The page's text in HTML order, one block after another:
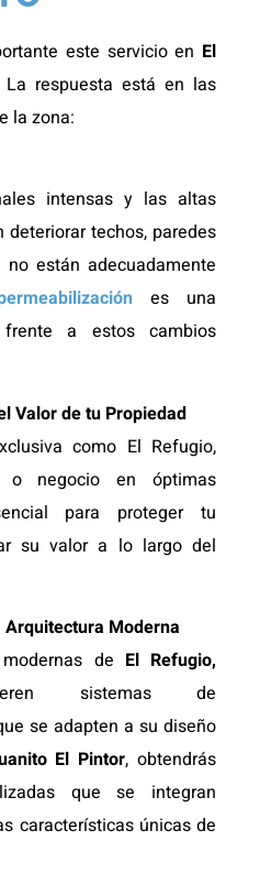
este servicio en El
La respuesta está en las
la zona:
intensas y las altas
techos, paredes
están adecuadamente
es una
frente a estos cambios
Valor de tu Propiedad
como El Refugio,
o negocio en óptimas
para proteger tu
su valor a lo largo del
Moderna
de El Refugio,
sistemas de
se adapten a su diseño
El Pintor, obtendrás
que se integran
características únicas de